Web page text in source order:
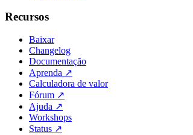
Recursos
Baixar
Changelog
Documentação
Aprenda ↗
Calculadora de valor
Fórum ↗
Ajuda ↗
Workshops
Status ↗